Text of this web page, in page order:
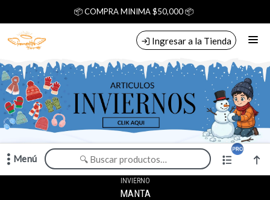
📦 COMPRA MINIMA $50,000 📦
Ingresar a la Tienda
CÓMO COMPRAR
CONTACTO
Menú
Comprá online productos de en LOS ANGELITOS MAYORISTA
INVIERNO
MANTA